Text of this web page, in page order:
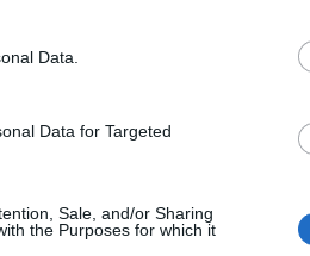
Data.
Data for Targeted
Sale, and/or Sharing
the Purposes for which it